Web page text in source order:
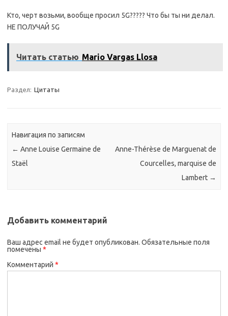
Кто, черт возьми, вообще просил 5G????? Что бы ты ни делал.
НЕ ПОЛУЧАЙ 5G
Читать статью Mario Vargas Llosa
Раздел: Цитаты
Навигация по записям
← Anne Louise Germaine de
Staël
Anne-Thérèse de Marguenat de
Courcelles, marquise de
Lambert →
Добавить комментарий
Ваш адрес email не будет опубликован. Обязательные поля
помечены *
Комментарий *